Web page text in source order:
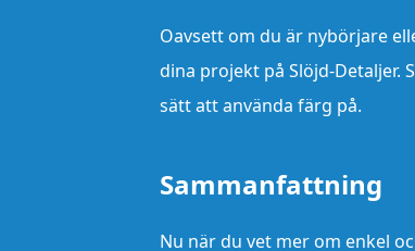
Oavsett om du är nybörjare
dina projekt på Slöjd-
sätt att använda färg på.
Sammanfattning
Nu när du vet mer om enkel